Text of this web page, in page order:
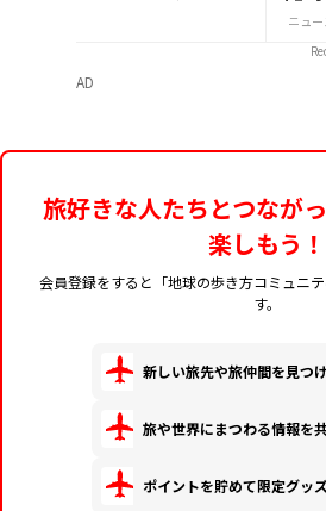
限定
ん」
ニュー
AD
旅好きな人たちとつなが
楽しもう！
会員登録をすると「地球の歩き方コミュニ
す。
新しい旅先や旅仲間を見つ
旅や世界にまつわる情報を
ポイントを貯めて限定グッ